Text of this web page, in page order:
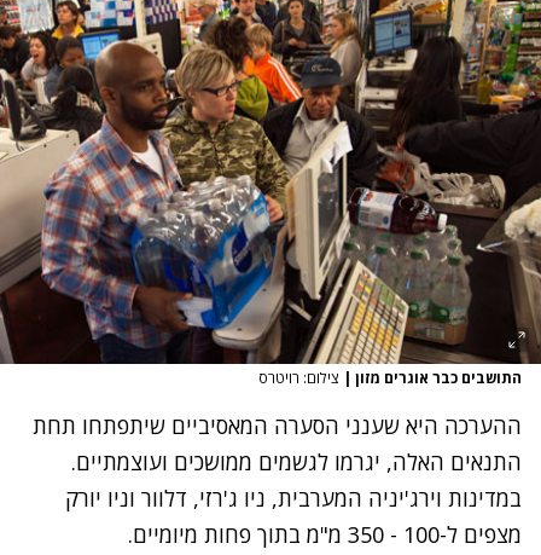
התושבים כבר אוגרים מזון | צילום: רויטרס
ההערכה היא שענני הסערה המאסיביים שיתפתחו תחת
התנאים האלה, יגרמו לגשמים ממושכים ועוצמתיים.
במדינות וירג'יניה המערבית, ניו ג'רזי, דלוור וניו יורק
מצפים ל-100 - 350 מ"מ בתוך פחות מיומיים.